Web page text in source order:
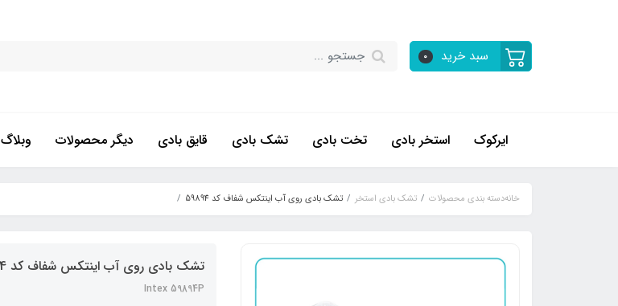
سبد خرید 0
ایرکوک استخر بادی تخت بادی تشک بادی قایق بادی دیگر محصولات وبلاگ
خانهدسته بندی محصولات تشک بادی استخر تشک بادی روی آب اینتکس شفاف کد 59894
تشک بادی روی آب اینتکس شفاف کد 59894
Intex 59894P